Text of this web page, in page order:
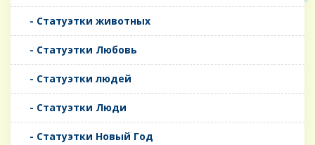
- Статуэтки животных
- Статуэтки Любовь
- Статуэтки людей
- Статуэтки Люди
- Статуэтки Новый Год